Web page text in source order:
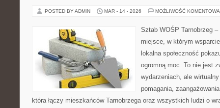
POSTED BY ADMIN MAR - 14 - 2026 MOŻLIWOŚĆ
Sztab WOŚP Tarnobrzeg
miejsce, w którym
lokalna społeczność
ogromną moc. To nie jest
wydarzeniach, ale
pomagania,
która łączy mieszkańców Tarnobrzega oraz wszystkich ludzi o